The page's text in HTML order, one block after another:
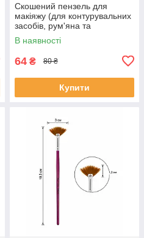
Скошений пензель для
макіяжу (для контурувальних
засобів, рум'яна та
бронзера.)
В наявності
64 ₴ 80 ₴
Купити